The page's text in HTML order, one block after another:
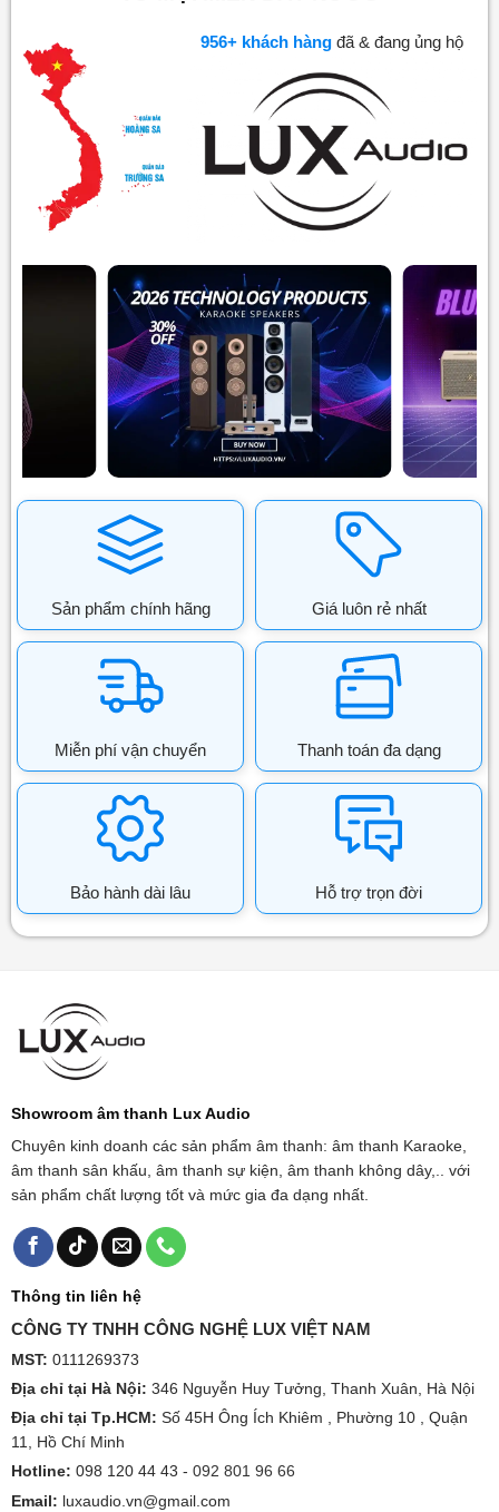
1,000+ khách hàngđã & đang ủng hộ
Sản phẩm chính hãng Giá luôn rẻ nhất
Miễn phí vận chuyển Thanh toán đa dạng
Bảo hành dài lâu Hỗ trợ trọn đời
Showroom âm thanh Lux Audio
Chuyên kinh doanh các sản phẩm âm thanh: âm thanh Karaoke,
âm thanh sân khấu, âm thanh sự kiện, âm thanh không dây,.. với
sản phẩm chất lượng tốt và mức gia đa dạng nhất.
Thông tin liên hệ
CÔNG TY TNHH CÔNG NGHỆ LUX VIỆT NAM
MST: 0111269373
Địa chỉ tại Hà Nội: 346 Nguyễn Huy Tưởng, Thanh Xuân, Hà Nội
Địa chỉ tại Tp.HCM: Số 45H Ông Ích Khiêm , Phường 10 , Quận
11, Hồ Chí Minh
Hotline: 098 120 44 43 - 092 801 96 66
Email: luxaudio.vn@gmail.com